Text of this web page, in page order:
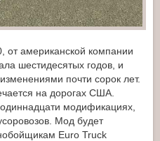
от американской компании
шестидесятых годов, и
почти сорок лет.
на дорогах США.
модификациях,
Мод будет
Euro Truck